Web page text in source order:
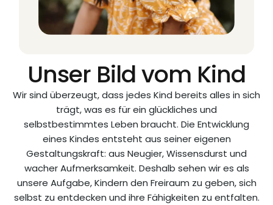
Unser Bild vom Kind
Wir sind überzeugt, dass jedes Kind bereits alles in sich
trägt, was es für ein glückliches und
selbstbestimmtes Leben braucht. Die Entwicklung
eines Kindes entsteht aus seiner eigenen
Gestaltungskraft: aus Neugier, Wissensdurst und
wacher Aufmerksamkeit. Deshalb sehen wir es als
unsere Aufgabe, Kindern den Freiraum zu geben, sich
selbst zu entdecken und ihre Fähigkeiten zu entfalten.